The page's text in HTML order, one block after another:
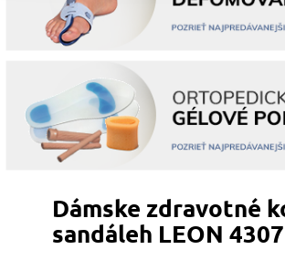
Dámske zdravotné
sandáleh LEON